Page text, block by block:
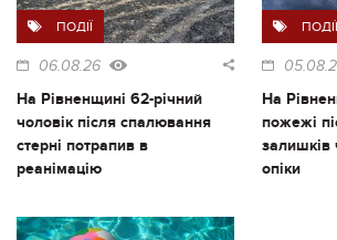
ПОДІЇ
06.08.26
На Рівненщині 62-річний
чоловік після спалювання
стерні потрапив в
реанімацію
ПОДІЇ
На
пожежі
залишків
опіки